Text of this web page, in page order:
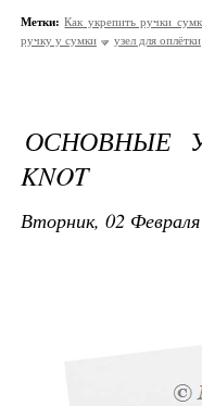
Метки: Как укрепить ручки
ручку у сумки
узел для оплётки
ОСНОВНЫЕ
KNOT
Вторник, 02